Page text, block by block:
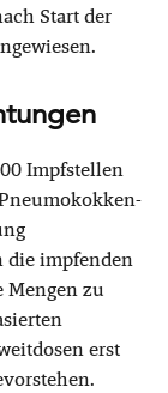
Start der
Impfstellen
die impfenden
zu
erst